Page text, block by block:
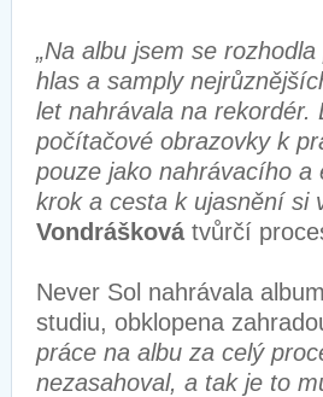
„Na albu jsem se
hlas a samply
let nahrávala na rekordér.
počítačové obrazovky k
pouze jako nahrávacího
krok a cesta k ujasnění si
Vondrášková tvůrčí
Never Sol nahrávala
studiu, obklopena
práce na albu za celý
nezasahoval, a tak je to